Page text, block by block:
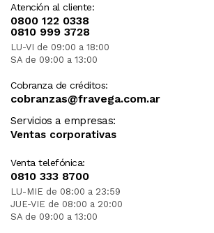
Atención al cliente:
0800 122 0338
0810 999 3728
LU-VI de 09:00 a 18:00
SA de 09:00 a 13:00
Cobranza de créditos:
cobranzas@fravega.com.ar
Servicios a empresas:
Ventas corporativas
Venta telefónica:
0810 333 8700
LU-MIE de 08:00 a 23:59
JUE-VIE de 08:00 a 20:00
SA de 09:00 a 13:00